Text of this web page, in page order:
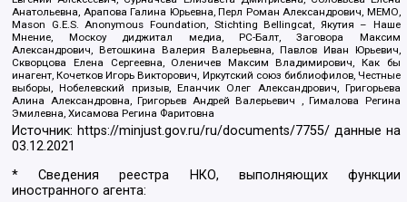
Анатольевна, Арапова Галина Юрьевна, Перл Роман Александрович, МЕМО,
Mason G.E.S. Anonymous Foundation, Stichting Bellingcat, Якутия – Наше
Мнение, Москоу диджитал медиа, РС-Балт, Заговора Максим
Александрович, Ветошкина Валерия Валерьевна, Павлов Иван Юрьевич,
Скворцова Елена Сергеевна, Оленичев Максим Владимирович, Как бы
инагент, Кочетков Игорь Викторович, Иркутский союз библиофилов, Честные
выборы, Нобелевский призыв, Еланчик Олег Александрович, Григорьева
Алина Александровна, Григорьев Андрей Валерьевич , Гималова Регина
Эмилевна, Хисамова Регина Фаритовна
Источник:https://minjust.gov.ru/ru/documents/7755/ данные на
03.12.2021
* Сведения реестра НКО, выполняющих функции
иностранного агента: